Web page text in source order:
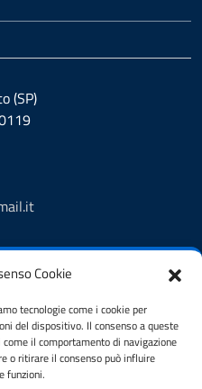
Cookie
tecnologie come i cookie per
del dispositivo. Il consenso a queste
il comportamento di navigazione
o ritirare il consenso può influire
funzioni.
(SP)